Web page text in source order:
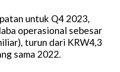
untuk Q4 2023,
operasional sebesar
turun dari KRW4,3
sama 2022.